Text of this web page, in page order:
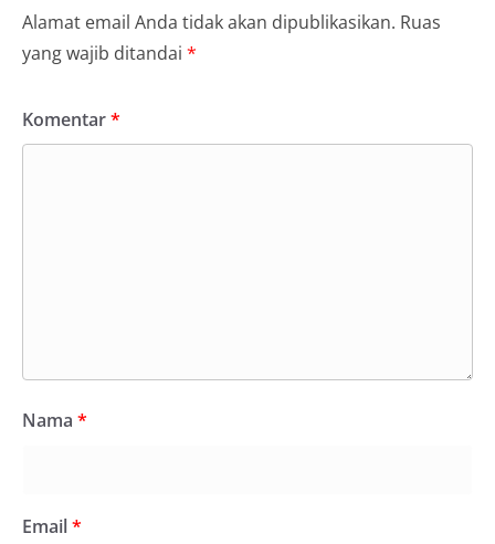
Alamat email Anda tidak akan dipublikasikan. Ruas
yang wajib ditandai *
Komentar*
Nama *
Email*